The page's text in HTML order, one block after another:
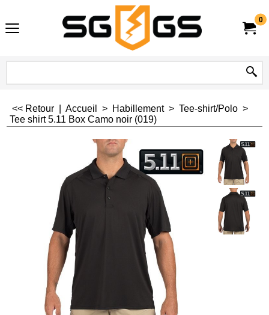
0
<< Retour Accueil > Habillement> Tee-shirt/Polo >
Tee shirt 5.11 Box Camo noir (019)